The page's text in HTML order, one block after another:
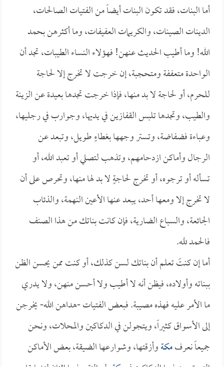
أما البنات، فقد تكون البنات أيضاً من الفتيات الصالحات،
الدينات الصينات، والكريمات العفيفات، وما أكثرهن بحمد
الله! وما أطيب الحديث عنهن! فهؤلاء النساء الطيبات، تجد أن
الواحدة متعففة ومتحجبة، إن خرجت لا تخرج إلا لحاجة
للحرم، أو لحاجة لا بد منها، فإذا خرجت تجدها بعيدة عن الزينة
والطيب، وتجدها تلبس القفازين في يديها، وجوارب في رجليها،
وعباءة فضفاضة، وتستر وجهها بغطاءٍ طويل، وتبعد عن
الرجال وأماكن ازدحامهم، وتذهب لتصلي أو تعبد الله، أو
تسأله أو ترجوه، أو تخرج لحاجةٍ لا بد لها منها، وتحرص على أن
لا تخرج إلا ومعها أحد، يبعد عنها الأعين النهمة، والذئاب
الجائعة، والسباع الضارية، فإن كانت بناتك من هذا الصنف
فالحمد لله.
أما إن كنتَ تعلم أن بناتك لسن كذلك، أو كنت ممن يحسن الظن
ببناته وأولاده، فيظن أنه لا أطيب ولا أحسن منهن، ولا يدري
ما الأمر عليه فهذه مصيبة. فبعض الفتيات -هداهن الله- يخرجن
إلى الأسواق كثيراً، ويتجولن في الدكاكين والمحلات، ونحن
جميعاً نعرفمكةوأزقتها، وشوارعها الضيقة، بعض الأماكن